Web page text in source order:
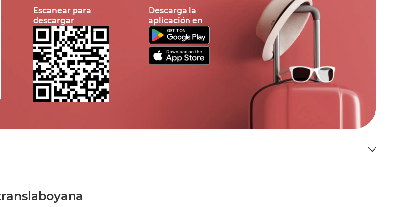
Escanear para
descargar
Descarga la
aplicación en